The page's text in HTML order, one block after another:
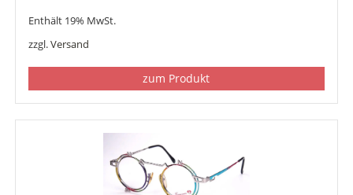
Enthält 19% MwSt.
zzgl.Versand
zum Produkt